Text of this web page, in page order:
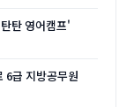
탄 영어캠프'
6급 지방공무원